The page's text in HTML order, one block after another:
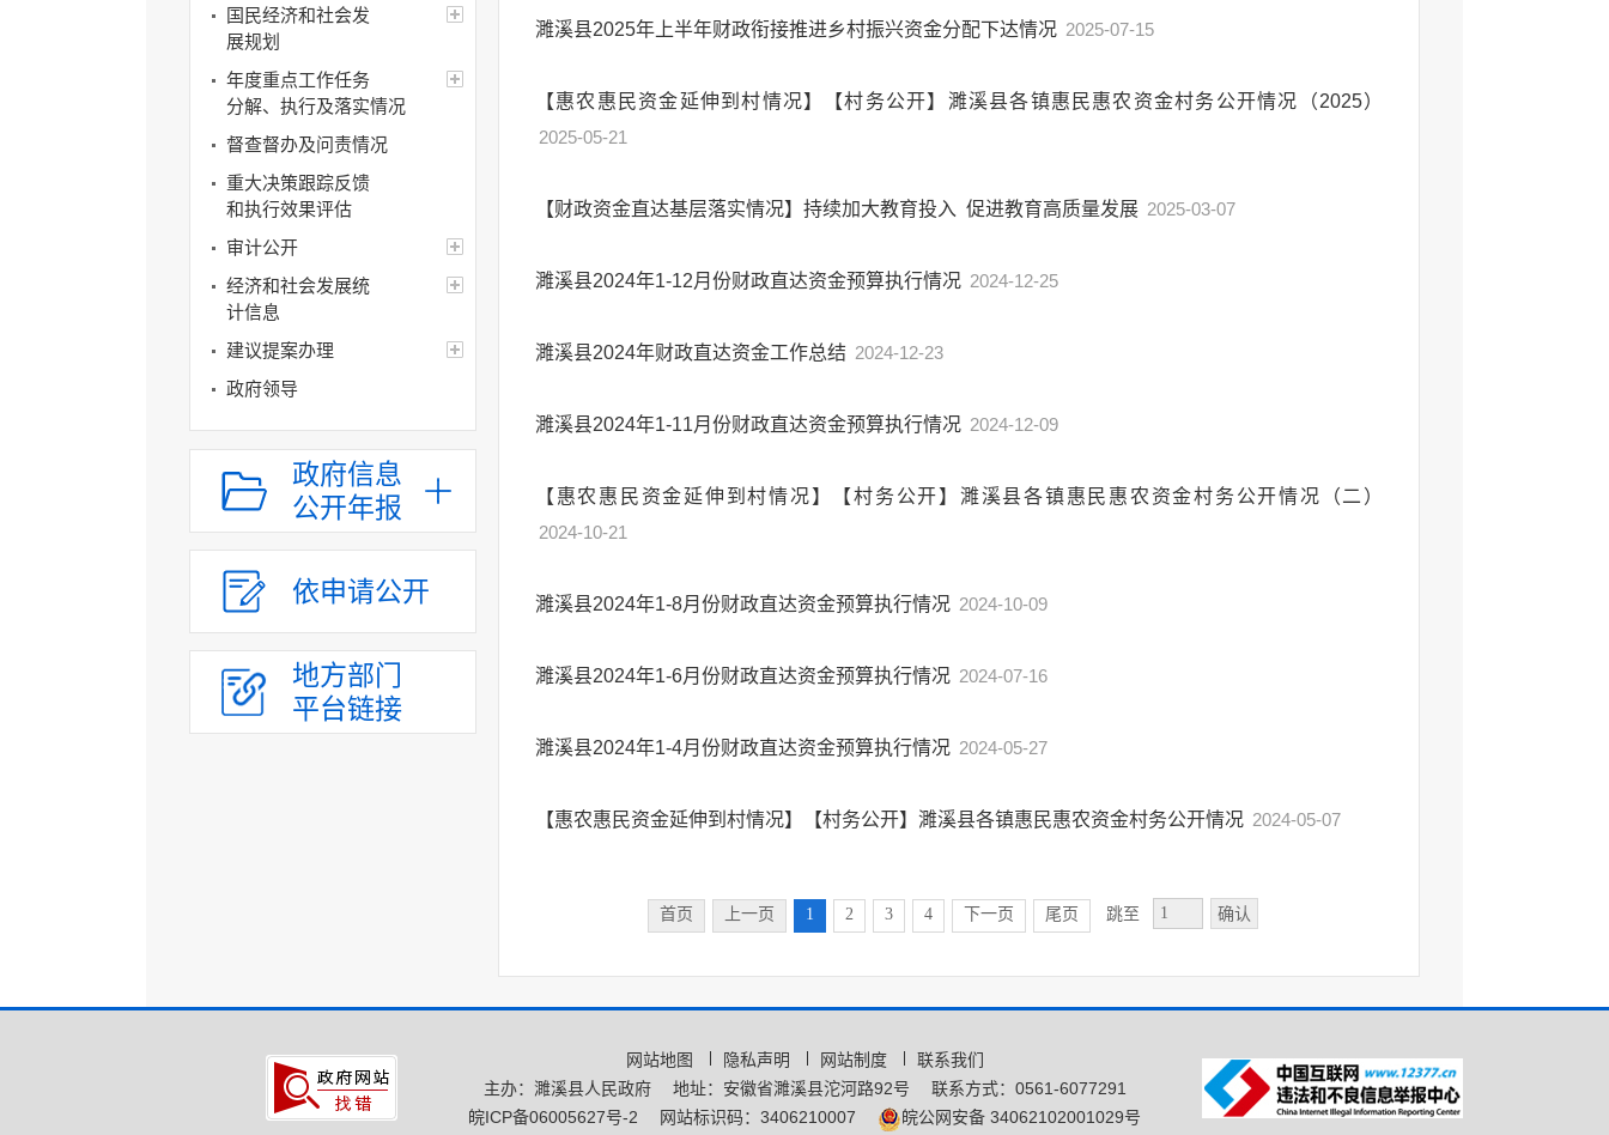
国民经济和社会发
展规划
年度重点工作任务
分解、执行及落实情况
督查督办及问责情况
重大决策跟踪反馈
和执行效果评估
审计公开
经济和社会发展统
计信息
建议提案办理
政府领导
政府机构
人事信息
财政资金
政府年度财政预决算
各部门财政预决算
三公经费情况
各部门财政专项资
财政收支情况
政府债务
政府信息
公开年报
依申请公开
地方部门
平台链接
濉溪县2025年上半年财政衔接推进乡村振兴资金分配下达情况 2025-07-15
【惠农惠民资金延伸到村情况】【村务公开】濉溪县各镇惠民惠农资金村务公开情况（2025）
2025-05-21
【财政资金直达基层落实情况】持续加大教育投入 促进教育高质量发展 2025-03-07
濉溪县2024年1-12月份财政直达资金预算执行情况 2024-12-25
濉溪县2024年财政直达资金工作总结 2024-12-23
濉溪县2024年1-11月份财政直达资金预算执行情况 2024-12-09
【惠农惠民资金延伸到村情况】【村务公开】濉溪县各镇惠民惠农资金村务公开情况（二）
2024-10-21
濉溪县2024年1-8月份财政直达资金预算执行情况 2024-10-09
濉溪县2024年1-6月份财政直达资金预算执行情况 2024-07-16
濉溪县2024年1-4月份财政直达资金预算执行情况 2024-05-27
【惠农惠民资金延伸到村情况】【村务公开】濉溪县各镇惠民惠农资金村务公开情况 2024-05-07
首页 上一页 1 2 3 4 下一页 尾页 跳至 确认
网站地图 隐私声明 网站制度
联系我们
主办：濉溪县人民政府
地址：安徽省濉溪县沱河路92号
联系方式：0561-6077291
皖ICP备06005627号-2
网站标识码：3406210007 皖公网安备 34062102001029号